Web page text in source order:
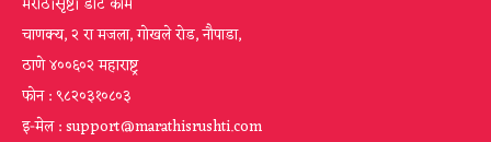
चाणक्य, २ रा मजला, गोखले रोड, नौपाडा,
ठाणे ४००६०२ महाराष्ट्र
फोन : ९८२०३१०८०३
इ-मेल : support@marathisrushti.com